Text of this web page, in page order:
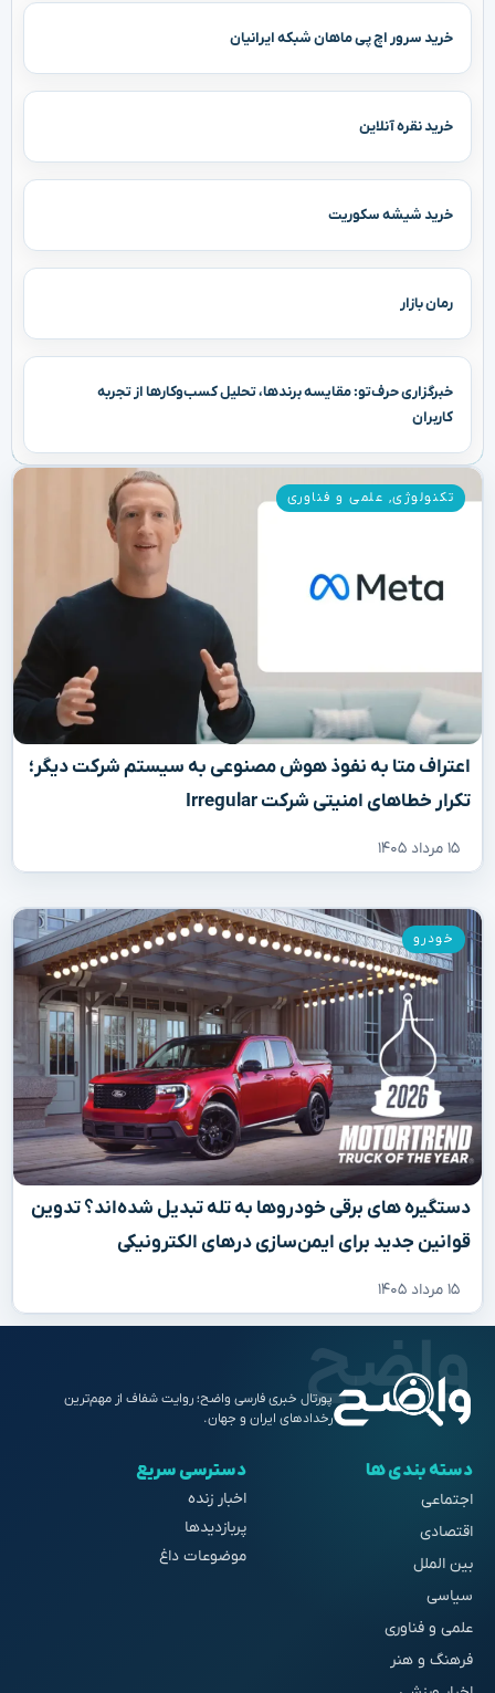
خرید سرور اچ پی ماهان شبکه ایرانیان
خرید نقره آنلاین
خرید شیشه سکوریت
رمان بازار
خبرگزاری حرف‌تو: مقایسه برندها، تحلیل کسب‌وکارها از تجربه
کاربران
اعتراف متا به نفوذ هوش مصنوعی به سیستم شرکت دیگر؛
تکرار خطاهای امنیتی شرکت Irregular
۱۵ مرداد ۱۴۰۵
تکنولوژی, علمی و فناوری
دستگیره‌ های برقی خودروها به تله تبدیل شده‌اند؟ تدوین
قوانین جدید برای ایمن‌سازی درهای الکترونیکی
۱۵ مرداد ۱۴۰۵
خودرو
پورتال خبری فارسی واضح؛ روایت شفاف از مهم‌ترین
رخدادهای ایران و جهان.
دسته بندی ها
اجتماعی
اقتصادی
بین الملل
سیاسی
علمی و فناوری
فرهنگ و هنر
دسترسی سریع
اخبار زنده
پربازدیدها
موضوعات داغ